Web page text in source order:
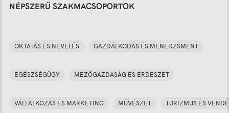
NÉPSZERŰ SZAKMACSOPORTOK
OKTATÁS ÉS NEVELÉS GAZDÁLKODÁS ÉS MENEDZSMENT
EGÉSZSÉGÜGY MEZŐGAZDASÁG ÉS ERDÉSZET
VÁLLALKOZÁS ÉS MARKETING MŰVÉSZET TURIZMUS ÉS